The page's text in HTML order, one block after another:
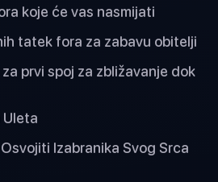
koje će vas nasmijati
tatek fora za zabavu obitelji
prvi spoj za zbližavanje dok
Uleta
Izabranika Svog Srca